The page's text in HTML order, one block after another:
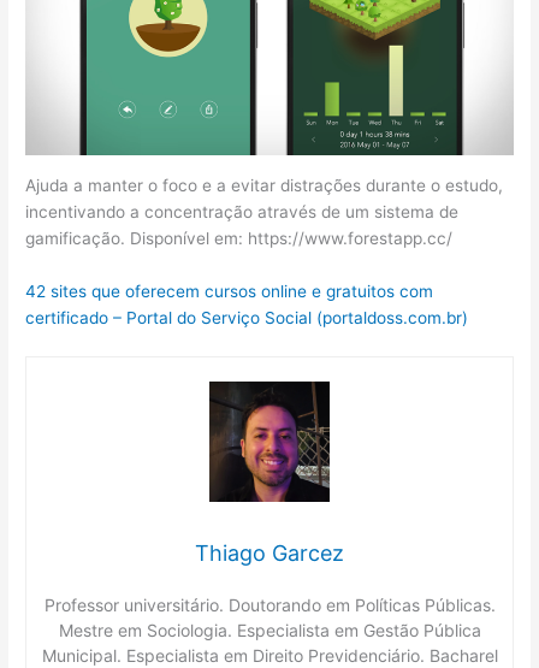
Ajuda a manter o foco e a evitar distrações durante o estudo,
incentivando a concentração através de um sistema de
gamificação. Disponível em: https://www.forestapp.cc/
42 sites que oferecem cursos online e gratuitos com
certificado – Portal do Serviço Social (portaldoss.com.br)
Thiago Garcez
Professor universitário. Doutorando em Políticas Públicas.
Mestre em Sociologia. Especialista em Gestão Pública
Municipal. Especialista em Direito Previdenciário. Bacharel